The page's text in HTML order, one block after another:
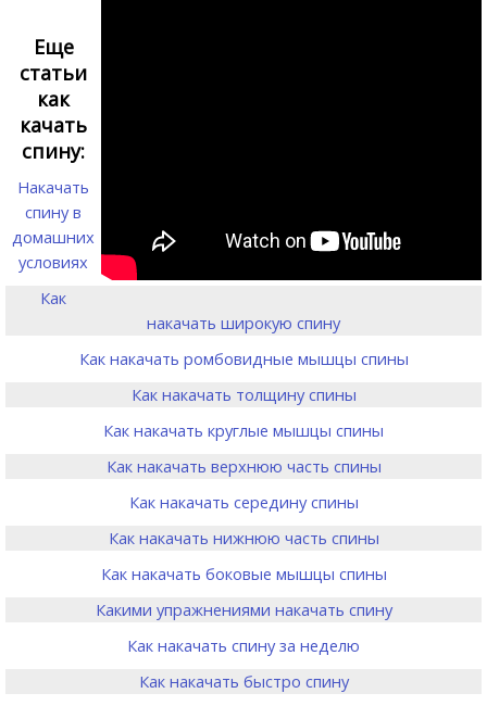
Еще
статьи
как
качать
спину:
Накачать
спину в
домашних
условиях
Как
накачать широкую спину
Как накачать ромбовидные мышцы спины
Как накачать толщину спины
Как накачать круглые мышцы спины
Как накачать верхнюю часть спины
Как накачать середину спины
Как накачать нижнюю часть спины
Как накачать боковые мышцы спины
Какими упражнениями накачать спину
Как накачать спину за неделю
Как накачать быстро спину